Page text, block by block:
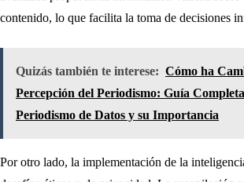
contenido, lo que facilita la toma de decisiones
Quizás también te interese: Cómo ha
Percepción del Periodismo: Guía
Periodismo de Datos y su Importancia
Por otro lado, la implementación de la